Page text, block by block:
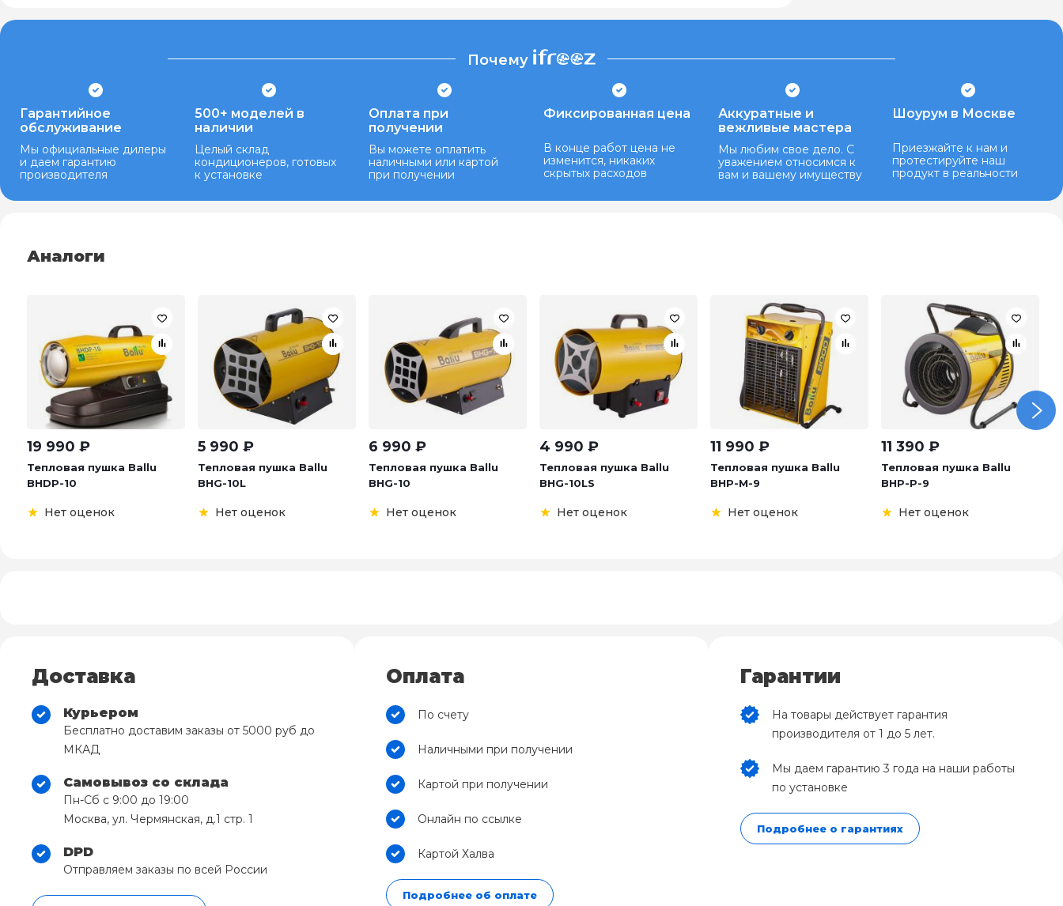
Почему
Гарантийное
обслуживание
Мы официальные дилеры
и даем гарантию
производителя
500+ моделей в
наличии
Целый склад
кондиционеров, готовых
к установке
Оплата при
получении
Вы можете оплатить
наличными или картой
при получении
Фиксированная цена
В конце работ цена не
изменится, никаких
скрытых расходов
Аккуратные и
вежливые мастера
Мы любим свое дело. С
уважением относимся к
вам и вашему имуществу
Шоурум в Москве
Приезжайте к нам и
протестируйте наш
продукт в реальности
Аналоги
19 990 ₽
Тепловая пушка Ballu
BHDP-10
Нет оценок
5 990 ₽
Тепловая пушка Ballu
BHG-10L
Нет оценок
6 990 ₽
Тепловая пушка Ballu
BHG-10
Нет оценок
4 990 ₽
Тепловая пушка Ballu
BHG-10LS
Нет оценок
11 990 ₽
Тепловая пушка Ballu
BHP-M-9
Нет оценок
11 390 ₽
Тепловая пушка Ballu
BHP-P-9
Нет оценок
Доставка
Курьером
Бесплатно доставим заказы от 5000 руб до
МКАД
Самовывоз со склада
Пн-Сб с 9:00 до 19:00
Москва, ул. Чермянская, д.1 стр. 1
DPD
Отправляем заказы по всей России
Оплата
По счету
Наличными при получении
Картой при получении
Онлайн по ссылке
Картой Халва
Подробнее об оплате
Гарантии
На товары действует гарантия
производителя от 1 до 5 лет.
Мы даем гарантию 3 года на наши работы
по установке
Подробнее о гарантиях